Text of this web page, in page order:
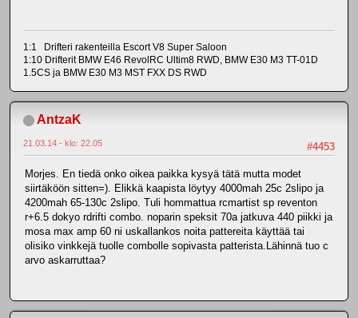
1:1 Drifteri rakenteilla Escort V8 Super Saloon
1:10 Drifterit BMW E46 RevolRC Ultim8 RWD, BMW E30 M3 TT-01D
1.5CS ja BMW E30 M3 MST FXX DS RWD
AntzaK
#4453
21.03.14 - klo: 22.05
Morjes. En tiedä onko oikea paikka kysyä tätä mutta modet
siirtäköön sitten=). Elikkä kaapista löytyy 4000mah 25c 2slipo ja
4200mah 65-130c 2slipo. Tuli hommattua rcmartist sp reventon
r+6.5 dokyo rdrifti combo. noparin speksit 70a jatkuva 440 piikki ja
mosa max amp 60 ni uskallankos noita pattereita käyttää tai
olisiko vinkkejä tuolle combolle sopivasta patterista.Lähinnä tuo c
arvo askarruttaa?